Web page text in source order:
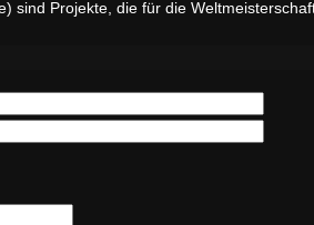
sind Projekte, die für die